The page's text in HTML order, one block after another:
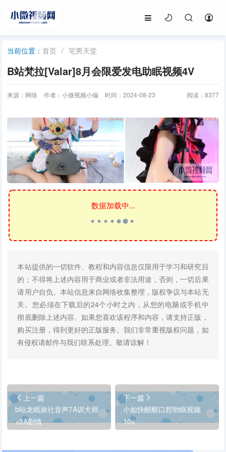
当前位置：首页 / 宅男天堂
B站梵拉[Valar]8月会限爱发电助眠视频4V
来源：网络 作者：小微视频小编 时间：2024-08-23 阅读： 8377
数据加载中...
本站提供的一切软件、教程和内容信息仅限用于学习和研究目
的；不得将上述内容用于商业或者非法用途，否则，一切后果
请用户自负。本站信息来自网络收集整理，版权争议与本站无
关。您必须在下载后的24个小时之内，从您的电脑或手机中
彻底删除上述内容。如果您喜欢该程序和内容，请支持正版，
购买注册，得到更好的正版服务。我们非常重视版权问题，如
有侵权请邮件与我们联系处理。敬请谅解！
上一篇
b站龙眠旅社音声7A训犬师
+2A剧情
下一篇
小如快醒醒口腔助眠视频
10v